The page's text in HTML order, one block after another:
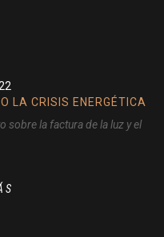
LA CRISIS ENERGÉTICA
sobre la factura de la luz y el